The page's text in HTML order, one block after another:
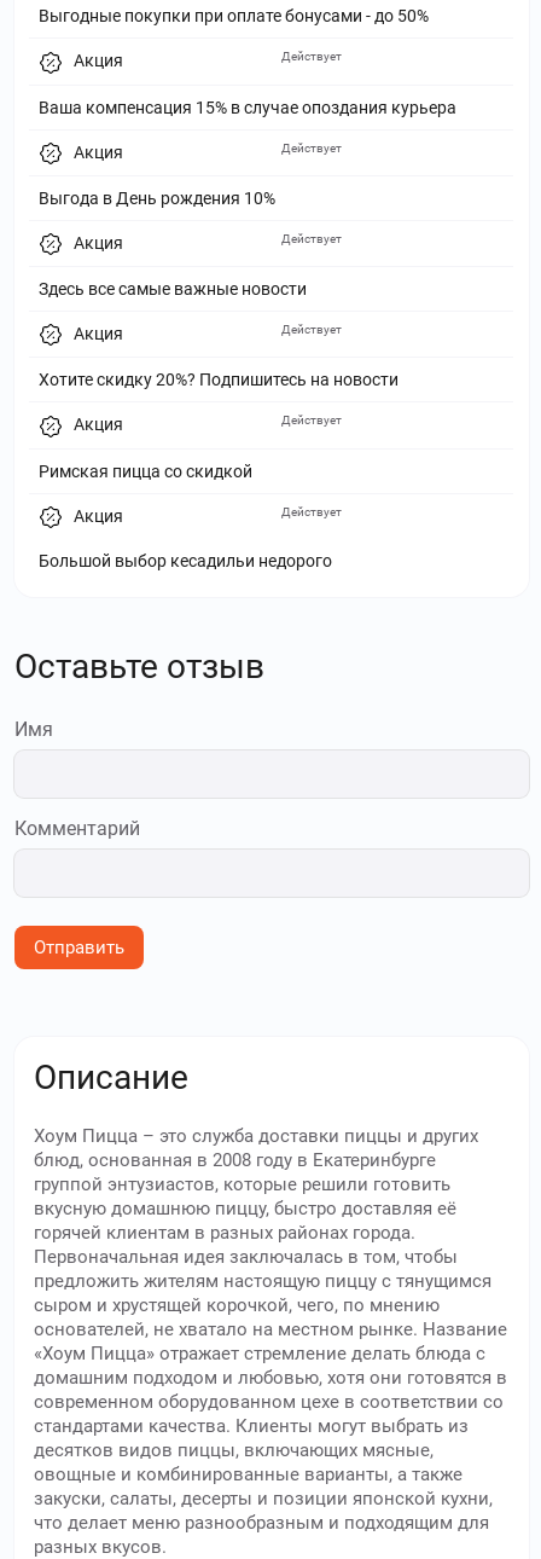
Выгодные покупки при оплате бонусами - до 50%
Акция
Ваша компенсация 15% в случае опоздания курьера
Действует
Акция
Выгода в День рождения 10%
Действует
Акция
Здесь все самые важные новости
Действует
Акция
Хотите скидку 20%? Подпишитесь на новости
Действует
Акция
Римская пицца со скидкой
Действует
Акция
Большой выбор кесадильи недорого
Действует
Оставьте отзыв
Имя
Комментарий
Отправить
Описание
Хоум Пицца – это служба доставки пиццы и других
блюд, основанная в 2008 году в Екатеринбурге
группой энтузиастов, которые решили готовить
вкусную домашнюю пиццу, быстро доставляя её
горячей клиентам в разных районах города.
Первоначальная идея заключалась в том, чтобы
предложить жителям настоящую пиццу с тянущимся
сыром и хрустящей корочкой, чего, по мнению
основателей, не хватало на местном рынке. Название
«Хоум Пицца» отражает стремление делать блюда с
домашним подходом и любовью, хотя они готовятся в
современном оборудованном цехе в соответствии со
стандартами качества. Клиенты могут выбрать из
десятков видов пиццы, включающих мясные,
овощные и комбинированные варианты, а также
закуски, салаты, десерты и позиции японской кухни,
что делает меню разнообразным и подходящим для
разных вкусов.